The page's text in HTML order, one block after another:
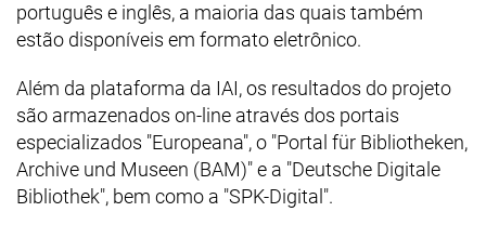
português e inglês, a maioria das quais também
estão disponíveis em formato eletrônico.
Além da plataforma da IAI, os resultados do projeto
são armazenados on-line através dos portais
especializados "Europeana", o "Portal für Bibliotheken,
Archive und Museen (BAM)" e a "Deutsche Digitale
Bibliothek", bem como a "SPK-Digital".